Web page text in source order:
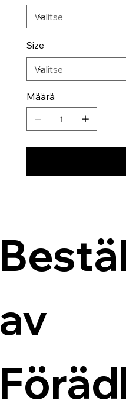
Size
Määrä